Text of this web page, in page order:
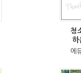
청
하
에